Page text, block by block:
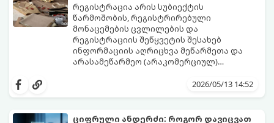
რეგისტრაცია არის სუბიექტის
წარმოშობის, რეგისტრირებული
მონაცემების ცვლილების და
რეგისტრაციის შეწყვეტის შესახებ
ინფორმაციის აღრიცხვა მეწარმეთა და
არასამეწარმეო (არაკომერციულ)
გადაწყვეტილების მიღებით. იურიდიული
(არაკომერციული) საქმიანობა,
2026/05/13 14:52
ციფრული ანდერძი: როგორ დავიცვათ